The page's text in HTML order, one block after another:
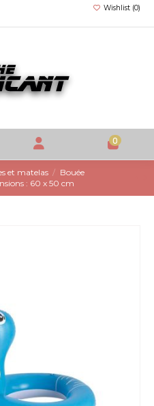
Wishlist (0)
0
et matelas
Bouée
: 60 x 50 cm